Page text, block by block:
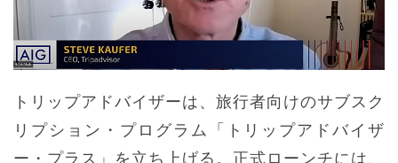
トリップアドバイザーは、旅行者向けのサブスク
リプション・プログラム「トリップアドバイザ
ー・プラス」を立ち上げる。正式ローンチには、